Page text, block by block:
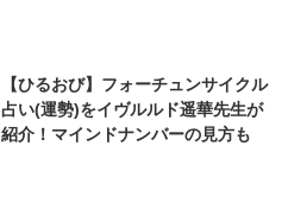
【ひるおび】フォーチュンサイクル
占い(運勢)をイヴルルド遥華先生が
紹介！マインドナンバーの見方も